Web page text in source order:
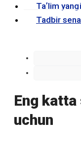
Taʼlim
Tadbir
Eng
uchun